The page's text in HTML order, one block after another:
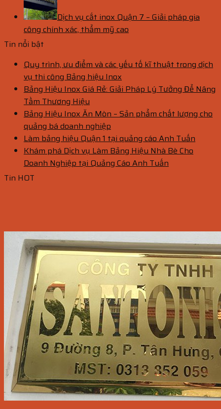
Dịch vụ cắt inox Quận 7 – Giải pháp gia
công chính xác, thẩm mỹ cao
Tin nổi bật
Quy trình, ưu điểm và các yếu tố kĩ thuật trong dịch
vụ thi công Bảng hiệu Inox
Bảng Hiệu Inox Giá Rẻ: Giải Pháp Lý Tưởng Để Nâng
Tầm Thương Hiệu
Bảng Hiệu Inox Ăn Mòn – Sản phẩm chất lượng cho
quảng bá doanh nghiệp
Làm bảng hiệu Quận 1 tại quảng cáo Anh Tuấn
Khám phá Dịch vụ Làm Bảng Hiệu Nhà Bè Cho
Doanh Nghiệp tại Quảng Cáo Anh Tuấn
Tin HOT